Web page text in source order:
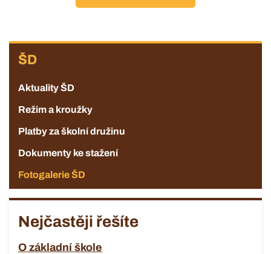
ZŠ
ŠD
Aktuality ŠD
Režim a kroužky
Platby za školní družinu
Dokumenty ke stažení
Fotogalerie ŠD
Nejčastěji řešíte
O základní škole